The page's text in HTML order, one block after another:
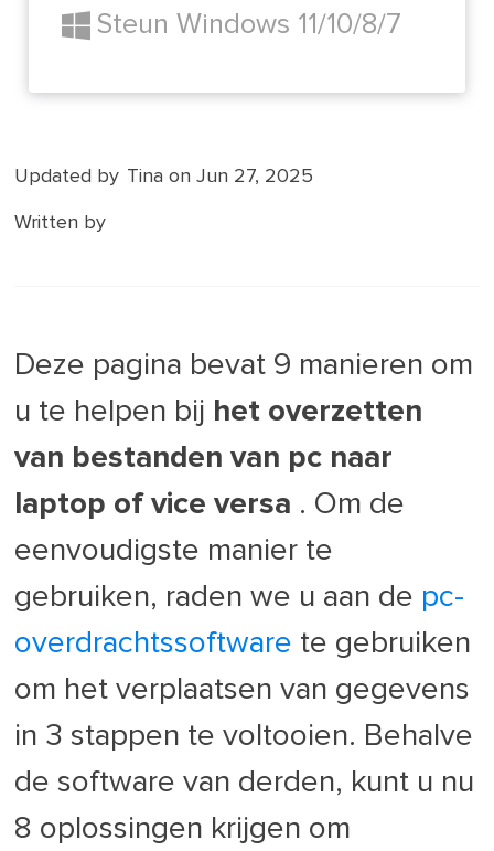
Steun Windows 11/10/8/7
Updated by Tina on Jun 27, 2025
Written by
Deze pagina bevat 9 manieren om
u te helpen bij het overzetten
van bestanden van pc naar
laptop of vice versa . Om de
eenvoudigste manier te
gebruiken, raden we u aan de pc-
overdrachtssoftware te gebruiken
om het verplaatsen van gegevens
in 3 stappen te voltooien. Behalve
de software van derden, kunt u nu
8 oplossingen krijgen om